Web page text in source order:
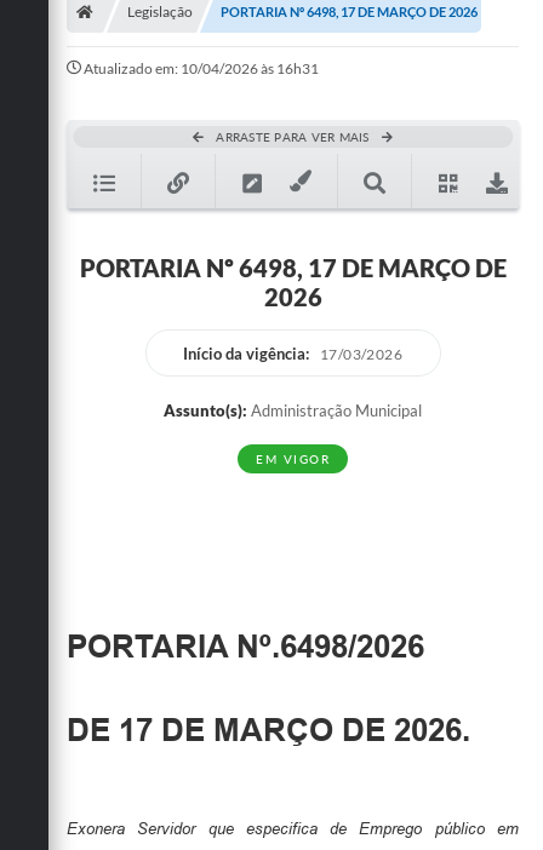
Cultura
Conselhos Municipais
Notícias
Emprega
Legislação PORTARIA Nº 6498, 17 DE MARÇO DE 2026
Atualizado em: 10/04/2026 às 16h31
ARRASTE PARA VER MAIS
PORTARIA Nº 6498, 17 DE MARÇO DE
2026
Início da vigência: 17/03/2026
Assunto(s): Administração Municipal
EM VIGOR
PORTARIA Nº.6498/2026
DE 17 DE MARÇO DE 2026.
Exonera Servidor que especifica de Emprego público em